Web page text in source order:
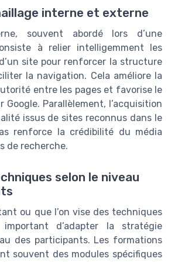
interne et externe
souvent abordé lors d’une
à relier intelligemment les
site pour renforcer la structure
la navigation. Cela améliore la
entre les pages et favorise le
Google. Parallèlement, l’acquisition
issus de sites reconnus dans le
renforce la crédibilité du média
de recherche.
selon le niveau
ou que l’on vise des techniques
d’adapter la stratégie
des participants. Les formations
souvent des modules spécifiques